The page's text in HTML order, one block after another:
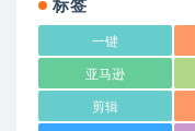
标签
一键
亚马逊
剪辑